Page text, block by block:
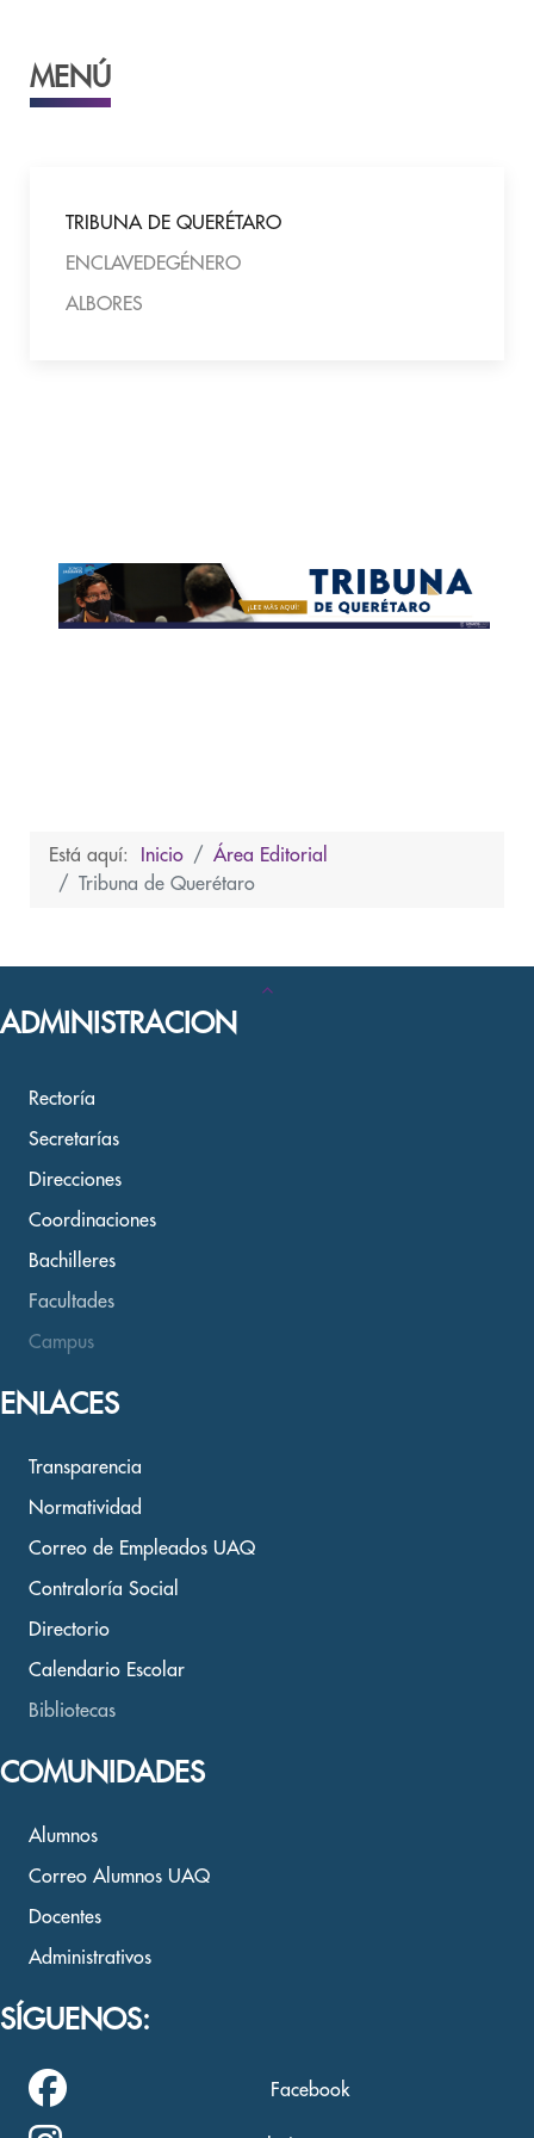
MENÚ
TRIBUNA DE QUERÉTARO
ENCLAVEDEGÉNERO
ALBORES
Está aquí: Inicio
Área Editorial
Tribuna de Querétaro
ADMINISTRACION
Rectoría
Secretarías
Direcciones
Coordinaciones
Bachilleres
Facultades
Campus
ENLACES
Transparencia
Normatividad
Correo de Empleados UAQ
Contraloría Social
Directorio
Calendario Escolar
Bibliotecas
COMUNIDADES
Alumnos
Correo Alumnos UAQ
Docentes
Administrativos
SÍGUENOS:
Facebook